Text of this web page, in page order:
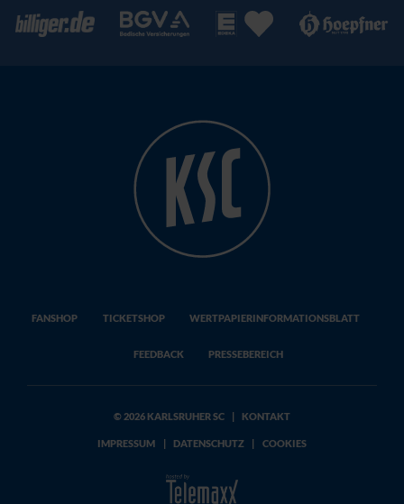
FANSHOP TICKETSHOP WERTPAPIERINFORMATIONSBLATT
FEEDBACK PRESSEBEREICH
© 2026 KARLSRUHER SC KONTAKT
IMPRESSUM | DATENSCHUTZ | COOKIES